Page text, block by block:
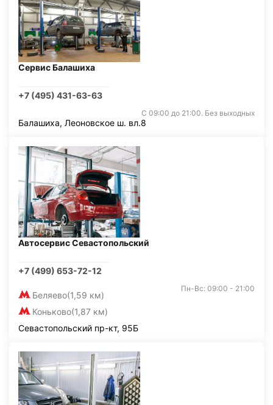
Сервис Балашиха
+7 (495) 431-63-63
С 09:00 до 21:00. Без выходных
Балашиха, Леоновское ш. вл.8
Автосервис Севастопольский
+7 (499) 653-72-12
Беляево(1,59 км)
Коньково(1,87 км)
Пн-Вс: 09:00 - 21:00
Севастопольский пр-кт, 95Б